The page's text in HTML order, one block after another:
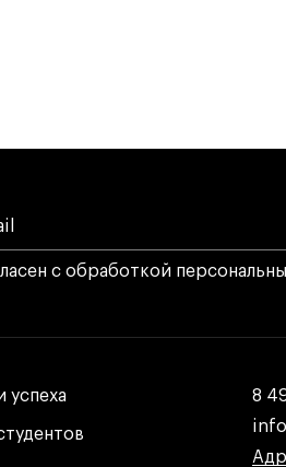
с обработкой
успеха
успеха 8
8